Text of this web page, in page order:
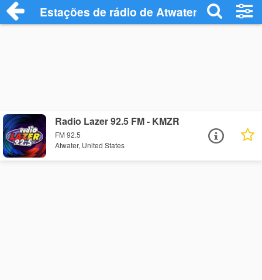
Estações de rádio de Atwater - Ouça
Radio Lazer 92.5 FM - KMZR
FM 92.5
Atwater, United States